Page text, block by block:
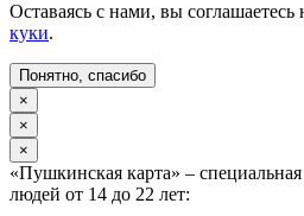
Оставаясь с нами, вы соглашаетесь
куки.
Понятно, спасибо
×
×
×
«Пушкинская карта» –
людей от 14 до 22 лет: